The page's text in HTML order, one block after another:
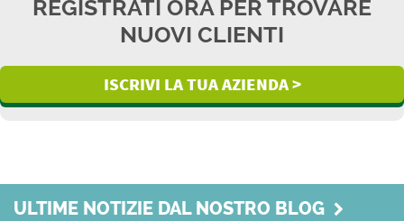
REGISTRATI ORA PER TROVARE
NUOVI CLIENTI
ISCRIVI LA TUA AZIENDA >
ULTIME NOTIZIE DAL NOSTRO BLOG